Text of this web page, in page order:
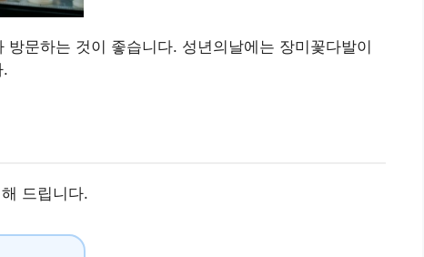
문하는 것이 좋습니다. 성년의날에는 장미꽃다발이
.
드립니다.